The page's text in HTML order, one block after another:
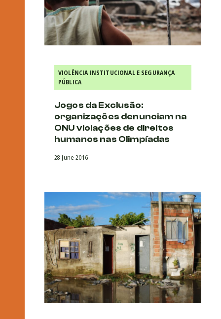
VIOLÊNCIA INSTITUCIONAL E SEGURANÇA
PÚBLICA
Jogos da Exclusão:
organizações denunciam na
ONU violações de direitos
humanos nas Olimpíadas
28 June 2016